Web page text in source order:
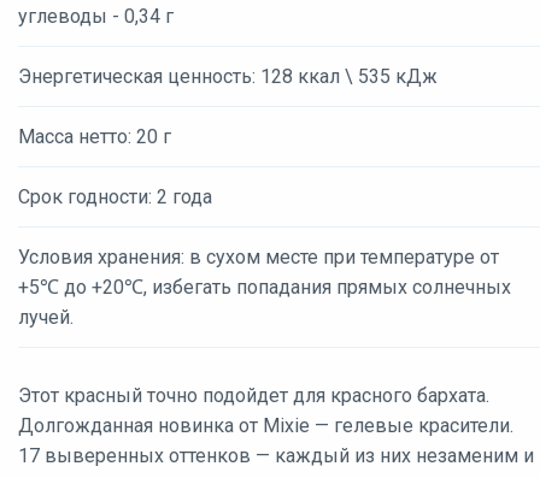
углеводы - 0,34 г
Энергетическая ценность: 128 ккал \ 535 кДж
Масса нетто: 20 г
Срок годности: 2 года
Условия хранения: в сухом месте при температуре от
+5℃ до +20℃, избегать попадания прямых солнечных
лучей.
Этот красный точно подойдет для красного бархата.
Долгожданная новинка от Mixie — гелевые красители.
17 выверенных оттенков — каждый из них незаменим и